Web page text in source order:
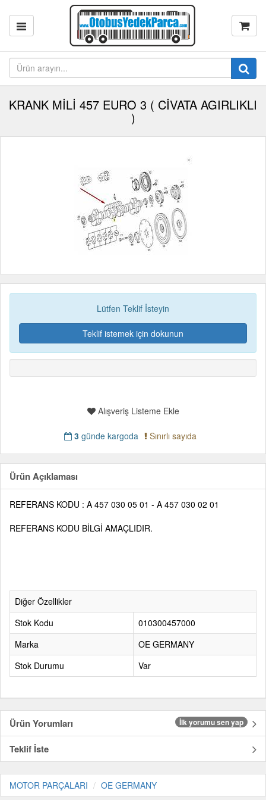
KRANK MİLİ 457 EURO 3 ( CİVATA AGIRLIKLI
)
Lütfen Teklif İsteyin
Teklif istemek için dokunun
Alışveriş Listeme Ekle
3günde kargoda Sınırlı sayıda
Ürün Açıklaması
REFERANS KODU : A 457 030 05 01 - A 457 030 02 01
REFERANS KODU BİLGİ AMAÇLIDIR.
Diğer Özellikler
Stok Kodu
010300457000
Marka
OE GERMANY
Stok Durumu
Var
Ürün Yorumları İlk yorumu sen yap
Teklif İste
MOTOR PARÇALARI OE GERMANY